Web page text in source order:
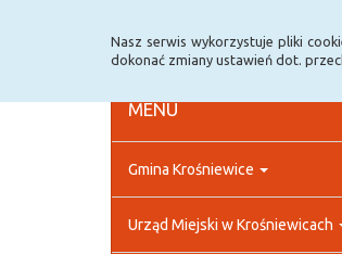
Nasz serwis wykorzystuje pliki
dokonać zmiany ustawień dot.
MENU
Gmina Krośniewice
Urząd Miejski w Krośniewicach